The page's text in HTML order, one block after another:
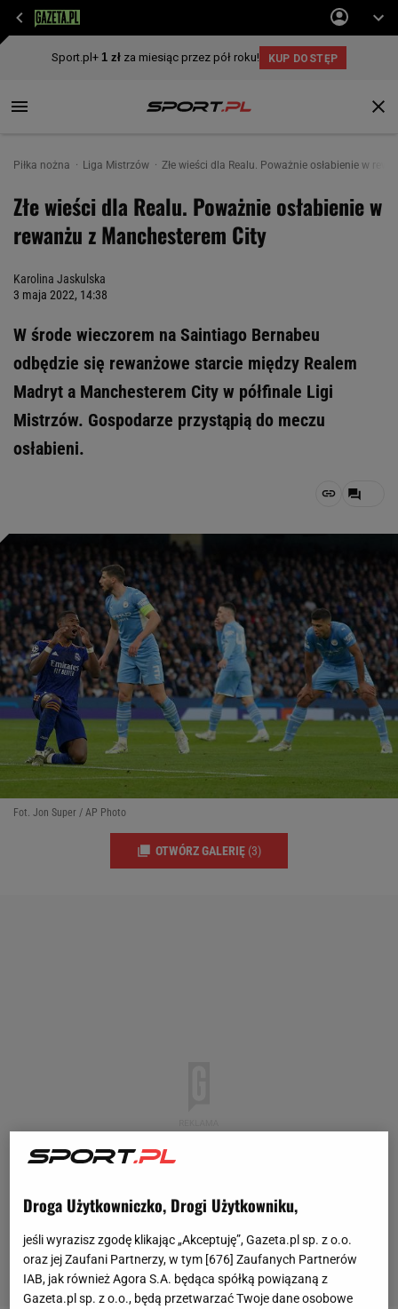
Piłka nożna Liga Mistrzów Złe wieści dla Realu. Poważnie osłabienie w
Złe wieści dla Realu. Poważnie osłabienie w
rewanżu z Manchesterem City
Karolina Jaskulska
3 maja 2022, 14:38
W środe wieczorem na Saintiago Bernabeu
odbędzie się rewanżowe starcie między Realem
Madryt a Manchesterem City w półfinale Ligi
Mistrzów. Gospodarze przystąpią do meczu
osłabieni.
Fot. Jon Super / AP Photo
OTWÓRZ GALERIĘ (3)
Droga Użytkowniczko, Drogi Użytkowniku,
jeśli wyrazisz zgodę klikając „Akceptuję”, Gazeta.pl sp. z o.o.
oraz jej Zaufani Partnerzy, w tym [676] Zaufanych Partnerów
IAB, jak również Agora S.A. będąca spółką powiązaną z
Gazeta.pl sp. z o.o., będą przetwarzać Twoje dane osobowe